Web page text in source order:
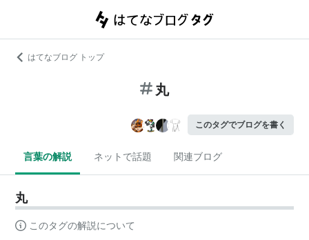
はてなブログ トップ
丸
このタグでブログを書く
言葉の解説 ネットで話題 関連ブログ
丸
このタグの解説について